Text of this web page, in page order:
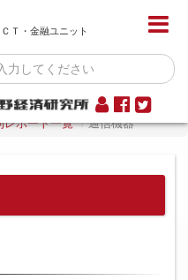
Ｔ・金融ユニット
レポート一覧 通信機器